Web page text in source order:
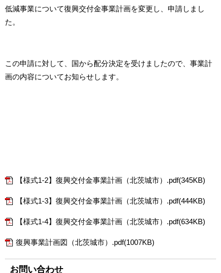
低減事業について復興交付金事業計画を変更し、申請しまし
た。
この申請に対して、国から配分決定を受けましたので、事業計
画の内容についてお知らせします。
【様式1-2】復興交付金事業計画（北茨城市）.pdf(345KB)
【様式1-3】復興交付金事業計画（北茨城市）.pdf(444KB)
【様式1-4】復興交付金事業計画（北茨城市）.pdf(634KB)
復興事業計画図（北茨城市）.pdf(1007KB)
お問い合わせ